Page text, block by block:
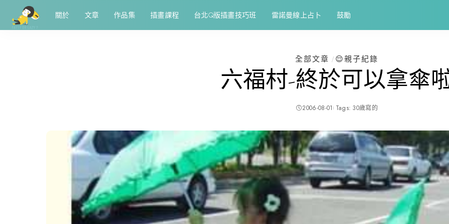
關於 文章 作品集 插畫課程 台北Q版插畫技巧班 雷諾曼線上占卜 鼓勵
全部文章 😌親子紀錄
六福村-終於可以拿傘
2006-08-01 Tags: 30歲寫的